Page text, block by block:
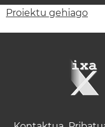
Proiektu gehiago